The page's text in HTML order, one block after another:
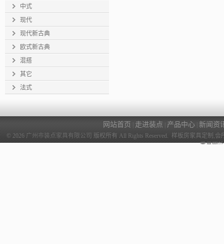
中式
现代
现代新古典
欧式新古典
混搭
其它
法式
网站首页|走进装点|产品中心|新闻资
© 2026广州市装点家具有限公司版权所有 All Rights Reserved. 样板房家具定制,
番禺网